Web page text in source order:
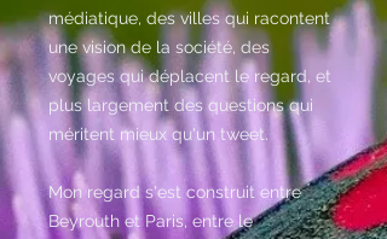
médiatique, des villes qui racontent
une vision de la société, des
voyages qui déplacent le regard, et
plus largement des questions qui
méritent mieux qu'un tweet.
Mon regard s'est construit entre
Beyrouth et Paris, entre le